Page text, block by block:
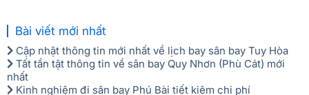
Bài viết mới nhất
Cập nhật thông tin mới nhất về lịch bay sân bay Tuy Hòa
Tất tần tật thông tin về sân bay Quy Nhơn (Phù Cát) mới
nhất
Kinh nghiệm đi sân bay Phú Bài tiết kiệm chi phí